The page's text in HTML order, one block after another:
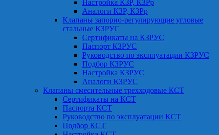
Настройка КЗР, КЗРр
Аналоги КЗР, КЗРр
Клапаны запорно-регулирующие угловые
стальные КЗРУС
Сертификаты на КЗРУС
Паспорт КЗРУС
Руководство по эксплуатации КЗРУС
Подбор КЗРУС
Настройка КЗРУС
Аналоги КЗРУС
Клапаны смесительные трехходовые КСТ
Сертификаты на КСТ
Паспорта КСТ
Руководство по эксплуатации КСТ
Подбор КСТ